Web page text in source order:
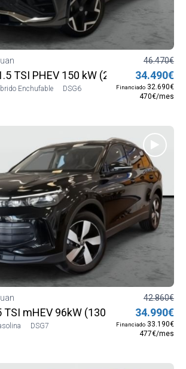
TSI PHEV 150 kW (204 CV) DSG6
Enchufable DSG6
46.470€
34.490€
Financiado 32.690€
470€/mes
mHEV 96kW (130 CV) DSG7
DSG7
42.860€
34.990€
Financiado 33.190€
477€/mes